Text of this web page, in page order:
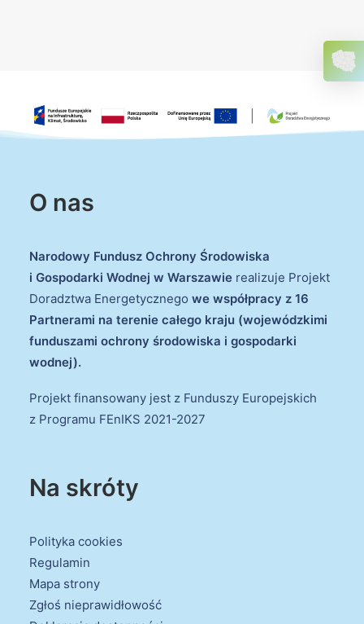
O nas
Narodowy Fundusz Ochrony Środowiska
i Gospodarki Wodnej w Warszawie realizuje Projekt
Doradztwa Energetycznego we współpracy z 16
Partnerami na terenie całego kraju (wojewódzkimi
funduszami ochrony środowiska i gospodarki
wodnej).
Projekt finansowany jest z Funduszy Europejskich
z Programu FEnIKS 2021-2027
Na skróty
Polityka cookies
Regulamin
Mapa strony
Zgłoś nieprawidłowość